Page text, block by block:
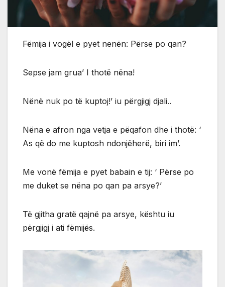
Fëmija i vogël e pyet nenën: Përse po qan?
Sepse jam grua’ I thotë nëna!
Nënë nuk po të kuptoj!’ iu përgjigj djali..
Nëna e afron nga vetja e pëqafon dhe i thotë: ‘
As që do me kuptosh ndonjëherë, biri im’.
Me vonë fëmija e pyet babain e tij: ‘ Përse po
me duket se nëna po qan pa arsye?’
Të gjitha gratë qajnë pa arsye, kështu iu
përgjigj i ati fëmijës.